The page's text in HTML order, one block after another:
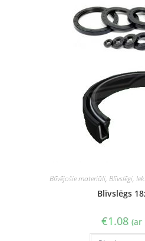
Blīvējošie materiāli, Blīvslēgi,
Blīvslēgs
€1.08 (ar